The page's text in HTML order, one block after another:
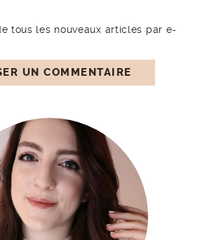
tous les nouveaux articles par e-